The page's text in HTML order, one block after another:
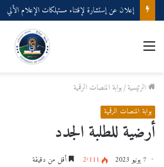
إعلان عن إستشارة لإقتناء مستهلكات الإعلام الألي
الرئيسية/بوابة المنصات الرقمية
بوابة المنصات الرقمية
أرضية للطلبة الجدد
7 يونيو 2023 2٬111 أقل من دقيقة